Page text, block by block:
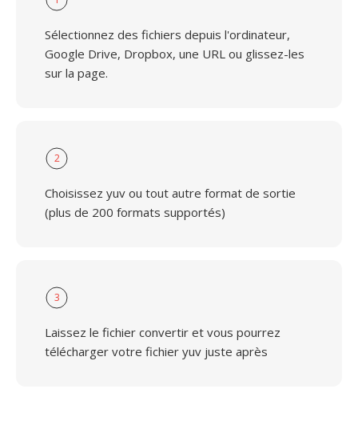
Sélectionnez des fichiers depuis l'ordinateur,
Google Drive, Dropbox, une URL ou glissez-les
sur la page.
2
Choisissez yuv ou tout autre format de sortie
(plus de 200 formats supportés)
3
Laissez le fichier convertir et vous pourrez
télécharger votre fichier yuv juste après